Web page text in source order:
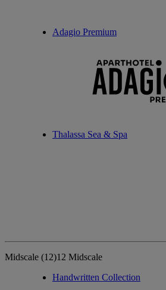
Adagio Premium
Thalassa Sea & Spa
Midscale (12)12 Midscale
Handwritten Collection